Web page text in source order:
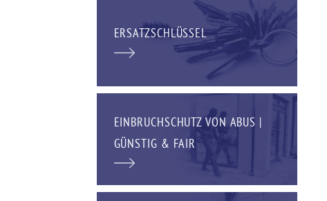
ERSATZSCHLÜSSEL
EINBRUCHSCHUTZ VON ABUS |
GÜNSTIG & FAIR